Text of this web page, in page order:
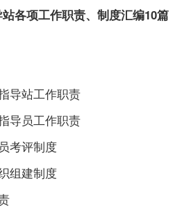
各项工作职责、制度汇编10篇
导站工作职责
导员工作职责
考评制度
组建制度